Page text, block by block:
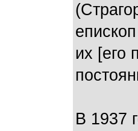
их [его
В 1937